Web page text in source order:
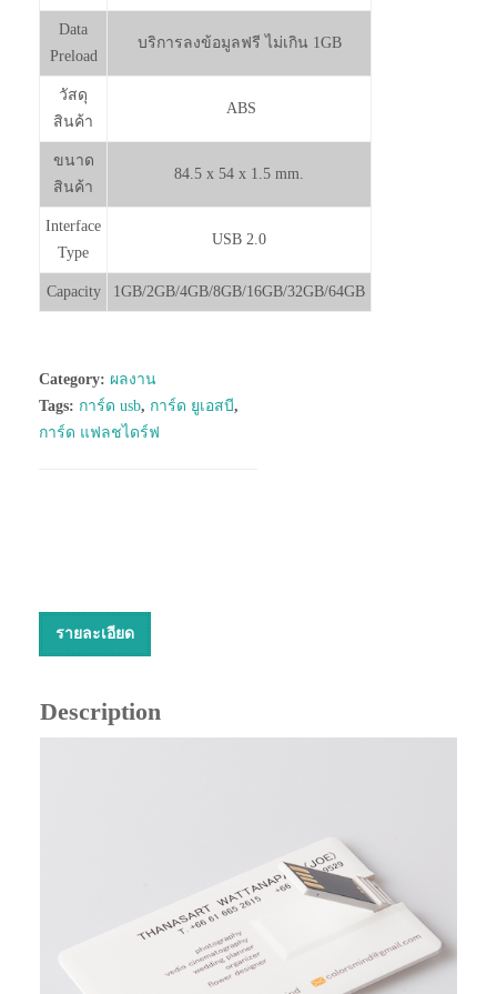
Data
Preload
บริการลงข้อมูลฟรี ไม่เกิน 1GB
วัสดุ
สินค้า
ABS
ขนาด
สินค้า
84.5 x 54 x 1.5 mm.
Interface
Type
USB 2.0
Capacity 1GB/2GB/4GB/8GB/16GB/32GB/64GB
Category: ผลงาน
Tags: การ์ด usb, การ์ด ยูเอสบี,
การ์ด แฟลชไดร์ฟ
รายละเอียด
Description